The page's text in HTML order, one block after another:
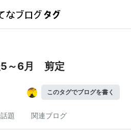
5～6月 剪定
このタグでブログを書く
題 関連ブログ